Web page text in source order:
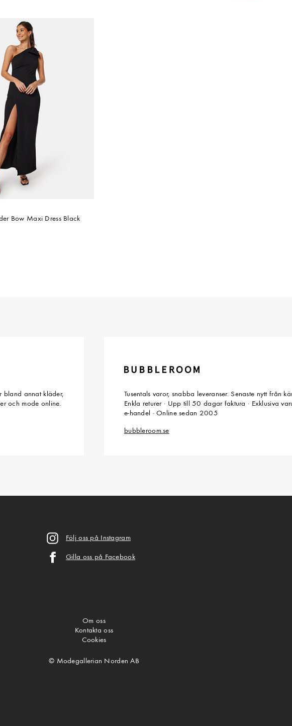
Bow Maxi Dress Black
bland annat kläder,
och mode online.
Tusentals varor, snabba leveranser. Senaste nytt från
Enkla returer · Upp till 50 dagar faktura · Exklusiva
e-handel · Online sedan 2005
bubbleroom.se
Följ oss på Instagram
Gilla oss på Facebook
Om oss
Kontakta oss
Cookies
© Modegallerian Norden AB